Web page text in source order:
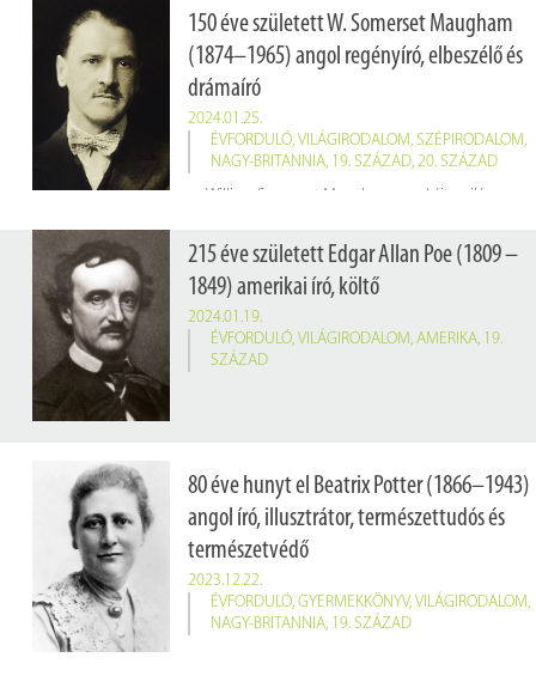
150 éve született W. Somerset Maugham
(1874–1965) angol regényíró, elbeszélő és
drámaíró
2024.01.25.
ÉVFORDULÓ, VILÁGIRODALOM, SZÉPIRODALOM,
NAGY-BRITANNIA, 19. SZÁZAD, 20. SZÁZAD
215 éve született Edgar Allan Poe (1809 –
1849) amerikai író, költő
2024.01.19.
ÉVFORDULÓ, VILÁGIRODALOM, AMERIKA, 19.
SZÁZAD
80 éve hunyt el Beatrix Potter (1866–1943)
angol író, illusztrátor, természettudós és
természetvédő
2023.12.22.
ÉVFORDULÓ, GYERMEKKÖNYV, VILÁGIRODALOM,
NAGY-BRITANNIA, 19. SZÁZAD